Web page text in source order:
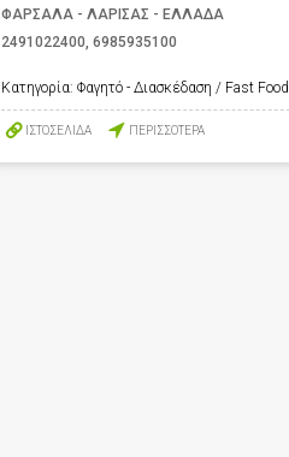
ΦΑΡΣΑΛΑ - ΛΑΡΙΣΑΣ - ΕΛΛΑΔΑ
2491022400, 6985935100
Κατηγορία: Φαγητό - Διασκέδαση / Fast Food
ΙΣΤΟΣΕΛΙΔΑ ΠΕΡΙΣΣΟΤΕΡΑ